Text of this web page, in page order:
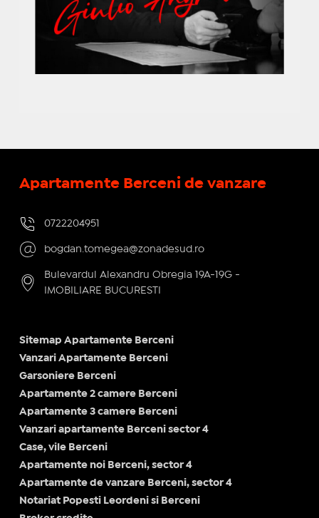
Apartamente Berceni de vanzare
0722204951
bogdan.tomegea@zonadesud.ro
Bulevardul Alexandru Obregia 19A-19G -
IMOBILIARE BUCURESTI
Sitemap Apartamente Berceni
Vanzari Apartamente Berceni
Garsoniere Berceni
Apartamente 2 camere Berceni
Apartamente 3 camere Berceni
Vanzari apartamente Berceni sector 4
Case, vile Berceni
Apartamente noi Berceni, sector 4
Apartamente de vanzare Berceni, sector 4
Notariat Popesti Leordeni si Berceni